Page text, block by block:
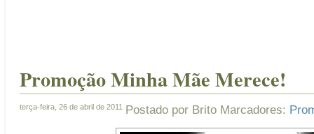
Promoção Minha Mãe Merece!
terça-feira, 26 de abril de 2011 Postado por Brito Marcadores: